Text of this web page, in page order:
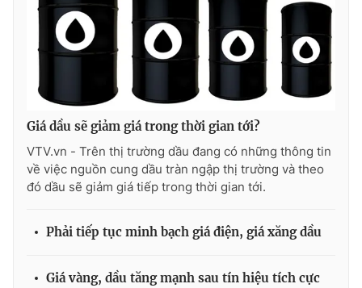
VTV Money VTV Thể thao
VTV Sức khoẻ Bất động sản
Thị trường 24h Tấm lòng Việt
VTV4 Vươn mình bằng AI
VTV8
Giá dầu sẽ giảm giá trong thời gian tới?
VTV.vn - Trên thị trường dầu đang có những thông tin
về việc nguồn cung dầu tràn ngập thị trường và theo
đó dầu sẽ giảm giá tiếp trong thời gian tới.
Phải tiếp tục minh bạch giá điện, giá xăng dầu
Giá vàng, dầu tăng mạnh sau tín hiệu tích cực